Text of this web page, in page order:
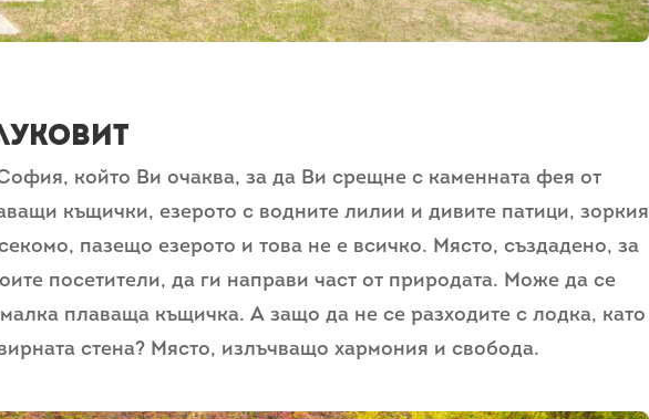
който Ви очаква, за да Ви срещне с каменната фея от
къщички, езерото с водните лилии и дивите патици, зоркия
пазещо езерото и това не е всичко. Място, създадено, за
посетители, да ги направи част от природата. Може да се
плаваща къщичка. А защо да не се разходите с лодка, като
стена? Място, излъчващо хармония и свобода.